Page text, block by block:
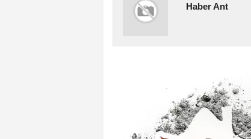
Haber Ant